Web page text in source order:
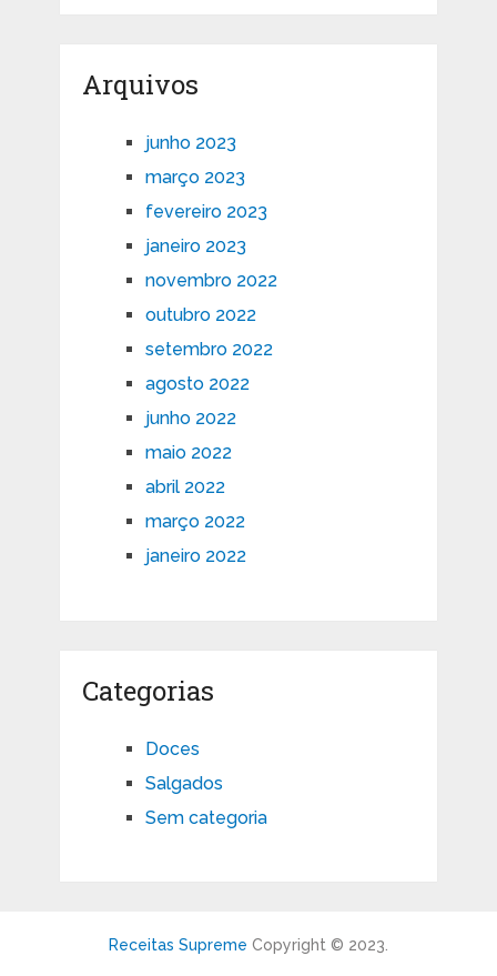
Arquivos
junho 2023
março 2023
fevereiro 2023
janeiro 2023
novembro 2022
outubro 2022
setembro 2022
agosto 2022
junho 2022
maio 2022
abril 2022
março 2022
janeiro 2022
Categorias
Doces
Salgados
Sem categoria
Receitas Supreme Copyright © 2023.